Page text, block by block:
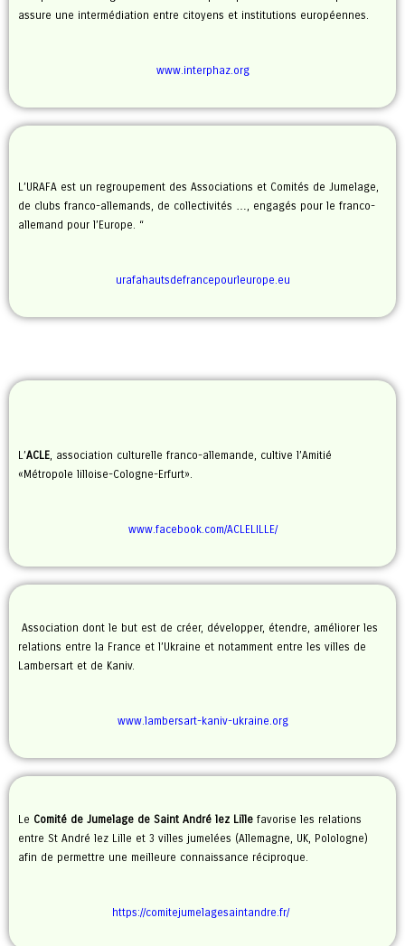
assure une intermédiation entre citoyens et institutions européennes.
www.interphaz.org
L’URAFA est un regroupement des Associations et Comités de Jumelage,
de clubs franco-allemands, de collectivités …, engagés pour le franco-
allemand pour l’Europe. “
urafahautsdefrancepourleurope.eu
L’ACLE, association culturelle franco-allemande, cultive l’Amitié
«Métropole lilloise-Cologne-Erfurt».
www.facebook.com/ACLELILLE/
Association dont le but est de créer, développer, étendre, améliorer les
relations entre la France et l’Ukraine et notamment entre les villes de
Lambersart et de Kaniv.
www.lambersart-kaniv-ukraine.org
Le Comité de Jumelage de Saint André lez Lille favorise les relations
entre St André lez Lille et 3 villes jumelées (Allemagne, UK, Polologne)
afin de permettre une meilleure connaissance réciproque.
https://comitejumelagesaintandre.fr/